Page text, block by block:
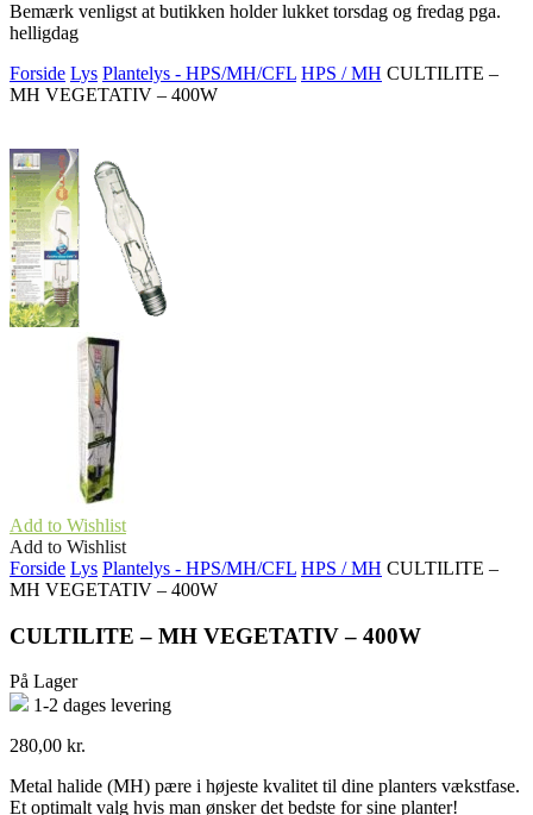
Bemærk venligst at butikken holder lukket torsdag og fredag pga.
helligdag
Forside Lys Plantelys - HPS/MH/CFL HPS / MH CULTILITE –
MH VEGETATIV – 400W
Add to Wishlist
Add to Wishlist
Forside Lys Plantelys - HPS/MH/CFL HPS / MH CULTILITE –
MH VEGETATIV – 400W
CULTILITE – MH VEGETATIV – 400W
På Lager
1-2 dages levering
280,00 kr.
Metal halide (MH) pære i højeste kvalitet til dine planters vækstfase.
Et optimalt valg hvis man ønsker det bedste for sine planter!